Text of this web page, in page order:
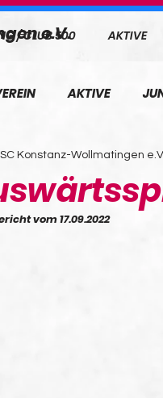
e.V.
/ CLUB 500 AKTIVE
AKTIVE
SC Konstanz-Wollmatingen e.V.
vom 17.09.2022